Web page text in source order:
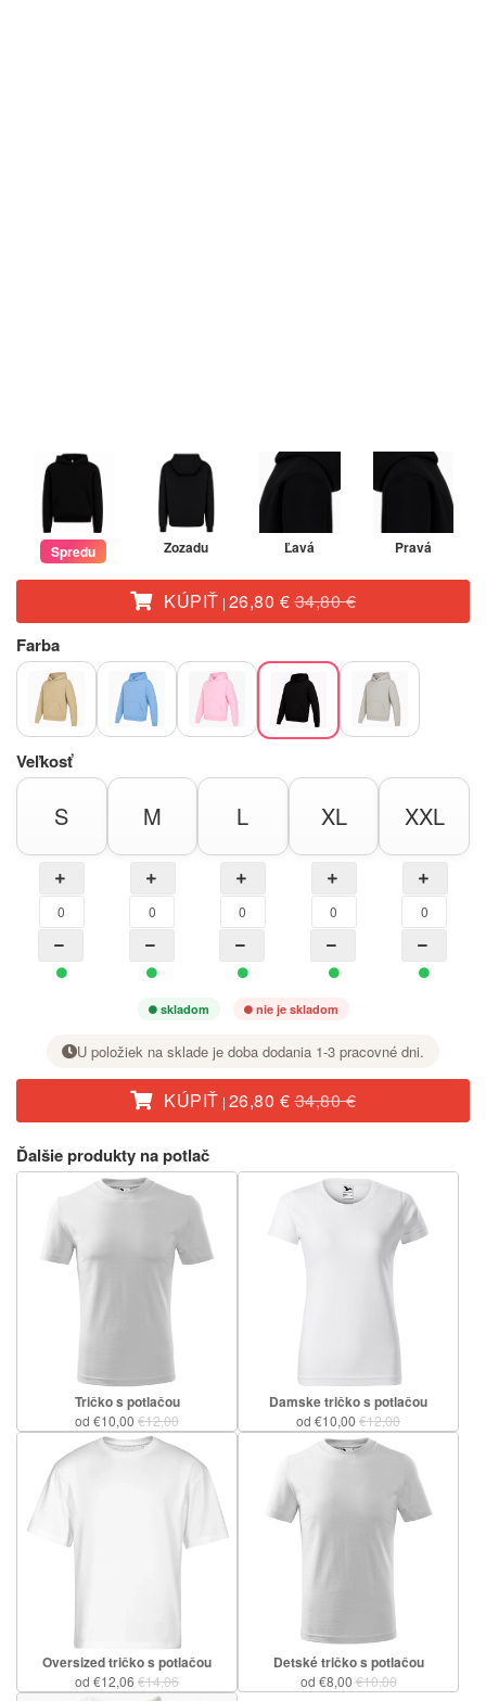
Spredu Zozadu Ľavá Pravá
KÚPIŤ | 26,80 €34,80 €
Farba
Veľkosť
S M L XL XXL
skladom nie je skladom
U položiek na sklade je doba dodania 1-3 pracovné dni.
KÚPIŤ | 26,80 €34,80 €
Ďalšie produkty na potlač
Tričko s potlačou
od €10,00 €12,00
Damske tričko s potlačou
od €10,00 €12,00
Oversized tričko s potlačou
od €12,06 €14,06
Detské tričko s potlačou
od €8,00€10,00